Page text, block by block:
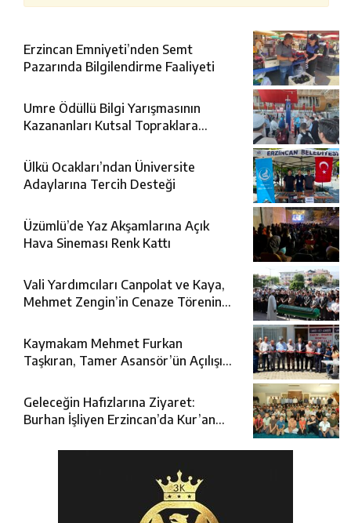
Erzincan Emniyeti’nden Semt
Pazarında Bilgilendirme Faaliyeti
Umre Ödüllü Bilgi Yarışmasının
Kazananları Kutsal Topraklara
Ülkü Ocakları’ndan Üniversite
Adaylarına Tercih Desteği
Üzümlü’de Yaz Akşamlarına Açık
Hava Sineması Renk Kattı
Vali Yardımcıları Canpolat ve Kaya,
Mehmet Zengin’in Cenaze Törenine
Kaymakam Mehmet Furkan
Taşkıran, Tamer Asansör’ün Açılışına
Geleceğin Hafızlarına Ziyaret:
Burhan İşliyen Erzincan’da Kur’an